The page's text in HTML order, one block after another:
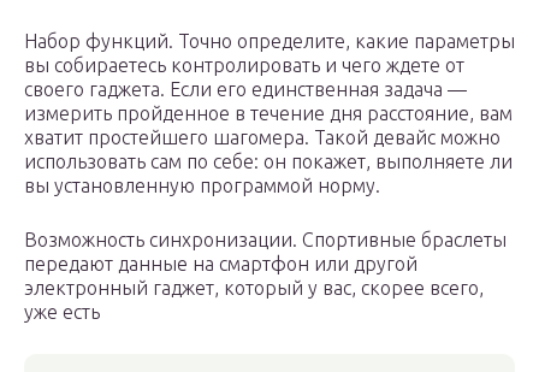
Набор функций. Точно определите, какие параметры
вы собираетесь контролировать и чего ждете от
своего гаджета. Если его единственная задача —
измерить пройденное в течение дня расстояние, вам
хватит простейшего шагомера. Такой девайс можно
использовать сам по себе: он покажет, выполняете ли
вы установленную программой норму.
Возможность синхронизации. Спортивные браслеты
передают данные на смартфон или другой
электронный гаджет, который у вас, скорее всего,
уже есть